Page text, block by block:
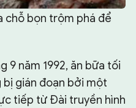
chỗ bọn trộm phá để
9 năm 1992, ăn bữa tối
bị gián đoạn bởi một
tiếp từ Đài truyền hình